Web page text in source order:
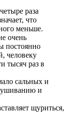
раза
что
меньше.
очень
постоянно
человеку
тысяч раз в
сальных и
и
щуриться,